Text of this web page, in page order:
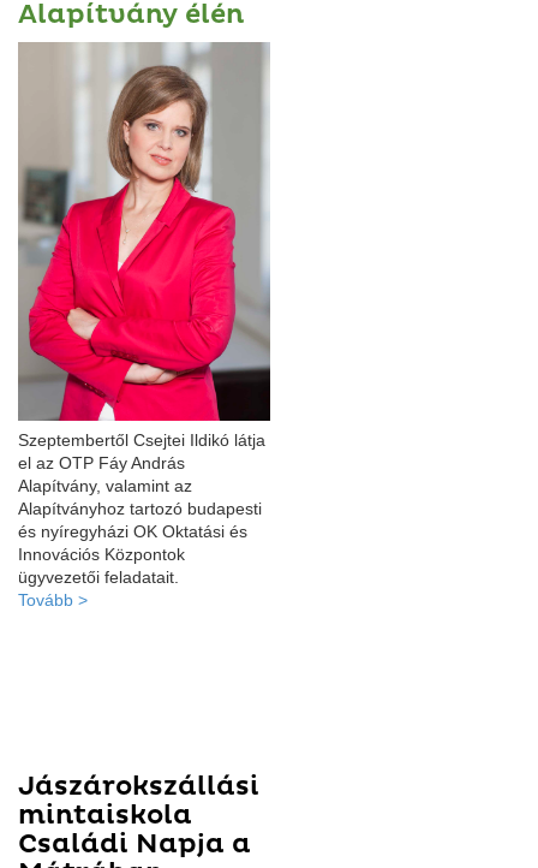
Alapítvány élén
Szeptembertől Csejtei Ildikó látja
el az OTP Fáy András
Alapítvány, valamint az
Alapítványhoz tartozó budapesti
és nyíregyházi OK Oktatási és
Innovációs Központok
ügyvezetői feladatait.
Tovább >
Jászárokszállási
mintaiskola
Családi Napja a